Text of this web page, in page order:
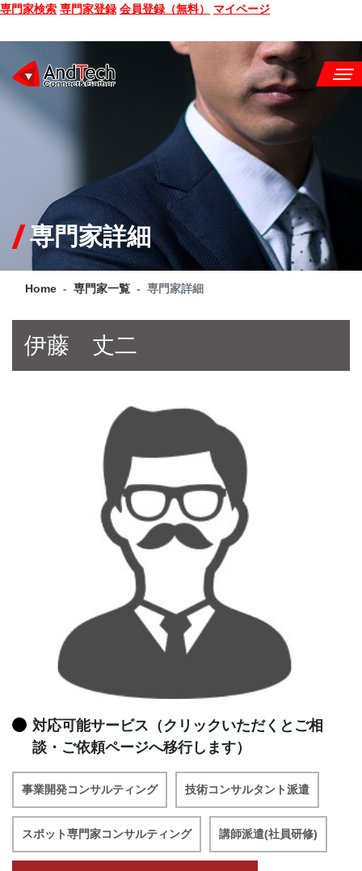
専門家検索 専門家登録 会員登録（無料） マイページ
CONSULTING
SERVICE
COMPANY
Q&A
専門家詳細
Home 専門家一覧 専門家詳細
伊藤 丈二
対応可能サービス（クリックいただくとご相
談・ご依頼ページへ移行します）
事業開発コンサルティング 技術コンサルタント派遣
スポット専門家コンサルティング 講師派遣(社員研修)